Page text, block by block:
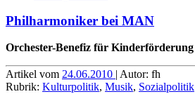
Philharmoniker bei MAN
Orchester-Benefiz für Kinderförderung
Artikel vom 24.06.2010 | Autor: fh
Rubrik: Kulturpolitik, Musik, Sozialpolitik